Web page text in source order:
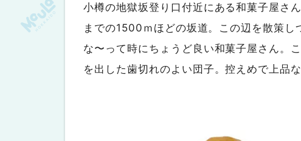
小樽の地獄坂登り口付近にある和菓子屋さ
までの1500ｍほどの坂道。この辺を散策
な〜って時にちょうど良い和菓子屋さん。
を出した歯切れのよい団子。控えめで上品